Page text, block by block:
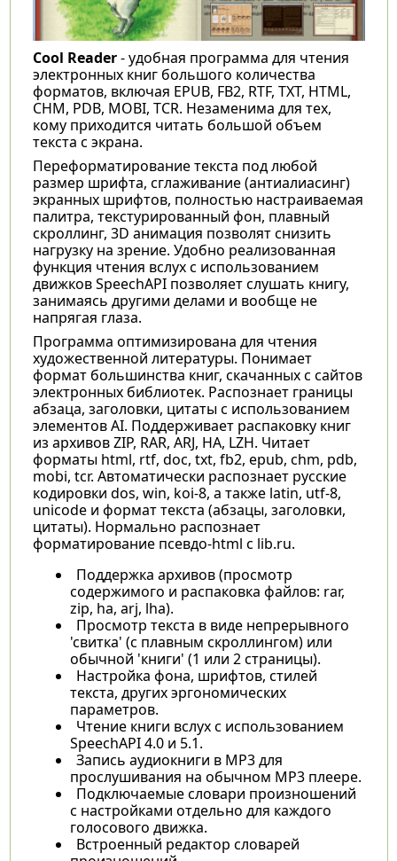
Cool Reader- удобная программа для чтения
электронных книг большого количества
форматов, включая EPUB, FB2, RTF, TXT, HTML,
CHM, PDB, MOBI, TCR. Незаменима для тех,
кому приходится читать большой объем
текста с экрана.
Переформатирование текста под любой
размер шрифта, сглаживание (антиалиасинг)
экранных шрифтов, полностью настраиваемая
палитра, текстурированный фон, плавный
скроллинг, 3D анимация позволят снизить
нагрузку на зрение. Удобно реализованная
функция чтения вслух с использованием
движков SpeechAPI позволяет слушать книгу,
занимаясь другими делами и вообще не
напрягая глаза.
Программа оптимизирована для чтения
художественной литературы. Понимает
формат большинства книг, скачанных с сайтов
электронных библиотек. Распознает границы
абзаца, заголовки, цитаты с использованием
элементов AI. Поддерживает распаковку книг
из архивов ZIP, RAR, ARJ, HA, LZH. Читает
форматы html, rtf, doc, txt, fb2, epub, chm, pdb,
mobi, tcr. Автоматически распознает русские
кодировки dos, win, koi-8, а также latin, utf-8,
unicode и формат текста (абзацы, заголовки,
цитаты). Нормально распознает
форматирование псевдо-html с lib.ru.
Поддержка архивов (просмотр
содержимого и распаковка файлов: rar,
zip, ha, arj, lha).
Просмотр текста в виде непрерывного
'свитка' (с плавным скроллингом) или
обычной 'книги' (1 или 2 страницы).
Настройка фона, шрифтов, стилей
текста, других эргономических
параметров.
Чтение книги вслух с использованием
SpeechAPI 4.0 и 5.1.
Запись аудиокниги в MP3 для
прослушивания на обычном MP3 плеере.
Подключаемые словари произношений
с настройками отдельно для каждого
голосового движка.
Встроенный редактор словарей